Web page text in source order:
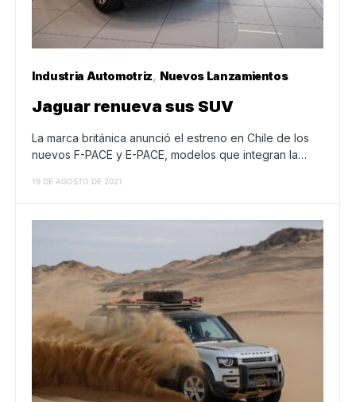
Industria Automotriz Nuevos Lanzamientos
Jaguar renueva sus SUV
La marca británica anunció el estreno en Chile de los
nuevos F-PACE y E-PACE, modelos que integran la…
19 DE AGOSTO DE 2021